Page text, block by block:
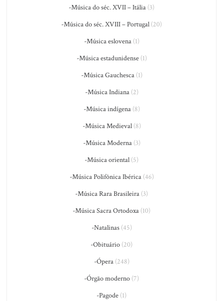
-Música do séc. XVII – Itália (3)
-Música do séc. XVIII – Portugal (20)
-Música eslovena(1)
-Música estadunidense(1)
-Música Gauchesca(1)
-Música Indiana(2)
-Música indígena(8)
-Música Medieval(8)
-Música Moderna(3)
-Música oriental (5)
-Música Polifônica Ibérica(46)
-Música Rara Brasileira (3)
-Música Sacra Ortodoxa (10)
-Natalinas(45)
-Obituário (20)
-Ópera(248)
-Órgão moderno (7)
-Pagode (1)